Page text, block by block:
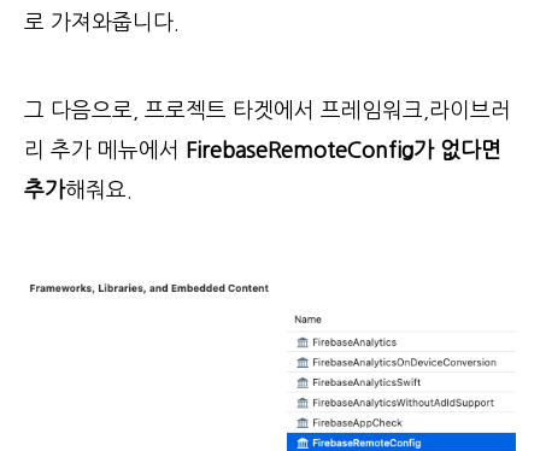
로 가져와줍니다.
그 다음으로, 프로젝트 타겟에서 프레임워크,라이브러
리 추가 메뉴에서
FirebaseRemoteConfig가 없다면
추가해줘요.